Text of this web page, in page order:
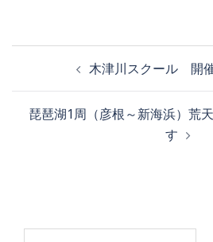
木津川スクール 開
琵琶湖1周（彦根～新海浜）荒
す